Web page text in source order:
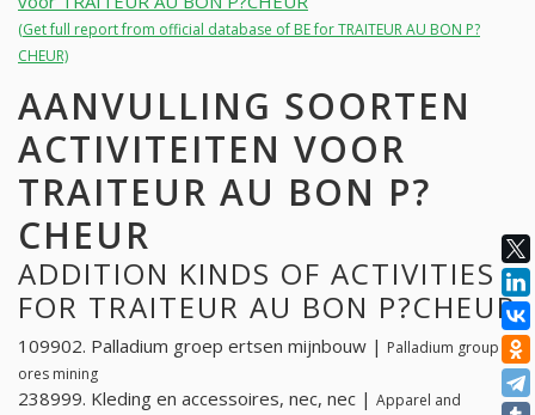
(Get full report from official database of BE for TRAITEUR AU BON P?
CHEUR)
AANVULLING SOORTEN
ACTIVITEITEN VOOR
TRAITEUR AU BON P?
CHEUR
ADDITION KINDS OF ACTIVITIES
FOR TRAITEUR AU BON P?CHEUR
109902. Palladium groep ertsen mijnbouw | Palladium group
ores mining
238999. Kleding en accessoires, nec, nec | Apparel and